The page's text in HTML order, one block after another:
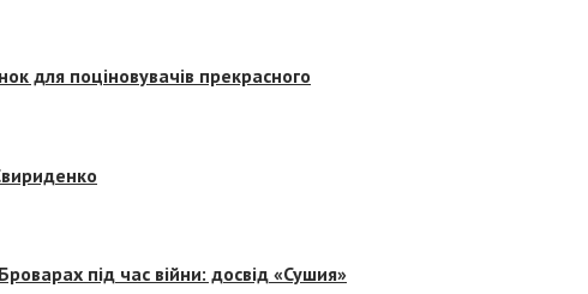
для поціновувачів прекрасного
під час війни: досвід «Сушия»